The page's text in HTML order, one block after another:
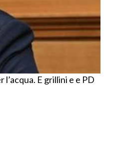
E grillini e e PD